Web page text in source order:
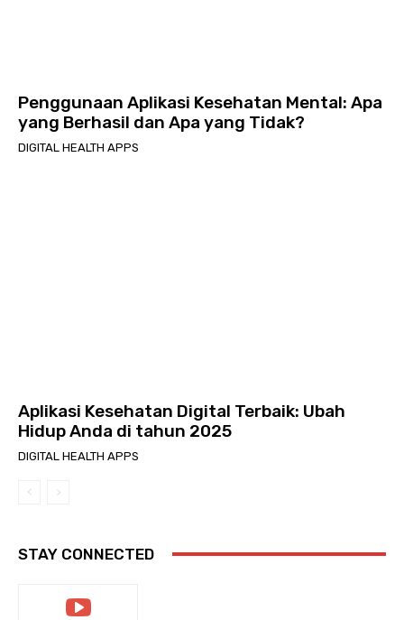
Penggunaan Aplikasi Kesehatan Mental: Apa
yang Berhasil dan Apa yang Tidak?
DIGITAL HEALTH APPS
Aplikasi Kesehatan Digital Terbaik: Ubah
Hidup Anda di tahun 2025
DIGITAL HEALTH APPS
STAY CONNECTED